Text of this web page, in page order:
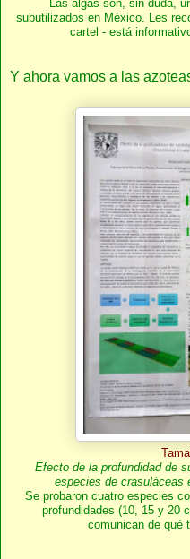
Las algas son, sin duda,
subutilizados en México. Les
cartel - está
Y ahora vamos a las
Efecto de la profundidad de
especies de crasuláceas
Se probaron cuatro especies
profundidades (10, 15 y 20
comunican de qué